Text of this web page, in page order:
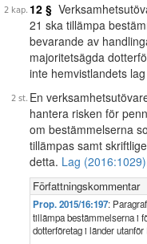
12 §
21 ska tillämpa
bevarande av
majoritetsägda
inte hemvistlandets
En
hantera risken för
om bestämmelserna
tillämpas samt
detta. Lag
Författningskommentar
Prop. 2015/16:197:
tillämpa bestämmelserna i
dotterföretag i länder